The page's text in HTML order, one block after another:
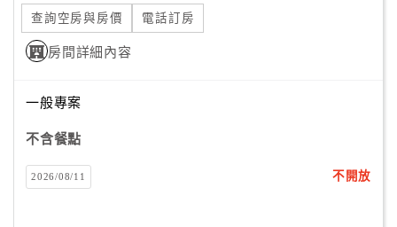
查詢空房與房價 電話訂房
房間詳細內容
一般專案
不含餐點
2026/08/11 不開放